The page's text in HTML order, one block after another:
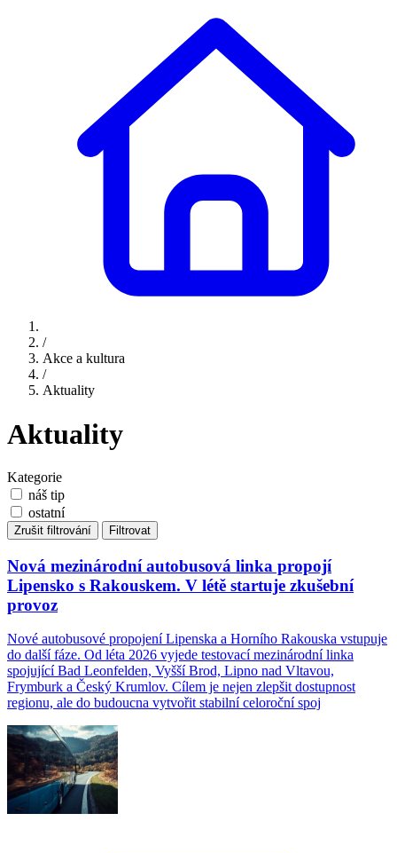
/
Akce a kultura
/
Aktuality
Aktuality
Kategorie
náš tip
ostatní
Zrušit filtrování Filtrovat
Nová mezinárodní autobusová linka propojí
Lipensko s Rakouskem. V létě startuje zkušební
provoz
Nové autobusové propojení Lipenska a Horního Rakouska vstupuje
do další fáze. Od léta 2026 vyjede testovací mezinárodní linka
spojující Bad Leonfelden, Vyšší Brod, Lipno nad Vltavou,
Frymburk a Český Krumlov. Cílem je nejen zlepšit dostupnost
regionu, ale do budoucna vytvořit stabilní celoroční spoj